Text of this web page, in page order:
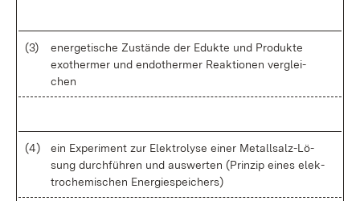
(3)
en­er­ge­ti­sche Zu­stän­de der Eduk­te und Pro­duk­te
exo­ther­mer und en­do­ther­mer Re­ak­tio­nen ver­glei­
chen
(4)
ein Ex­pe­ri­ment zur Elek­tro­ly­se ei­ner Me­tall­sal­z-Lö­
sung durch­füh­ren und aus­wer­ten (Prin­zip ei­nes elek­
tro­che­mi­schen En­er­gie­spei­chers)